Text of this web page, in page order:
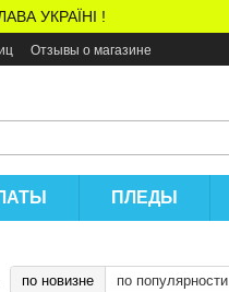
УКРАЇНІ !
Отзывы о магазине
ПЛЕДЫ
по новизне по популярности